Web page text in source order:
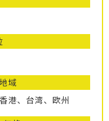
域
港、台湾、欧州